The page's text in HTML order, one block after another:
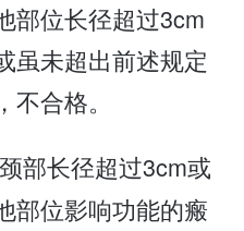
部位长径超过3cm
虽未超出前述规定
合格。
部长径超过3cm或
部位影响功能的瘢